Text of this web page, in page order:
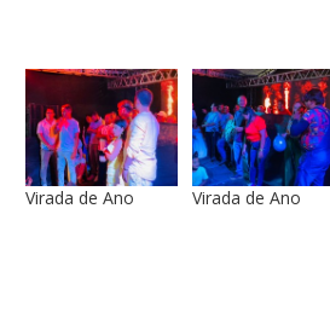
Virada de Ano Virada de Ano